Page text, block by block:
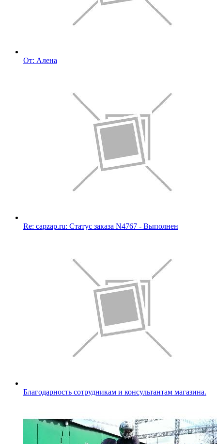
От: Алена
Re: capzap.ru: Статус заказа N4767 - Выполнен
Благодарность сотрудникам и консультантам магазина.